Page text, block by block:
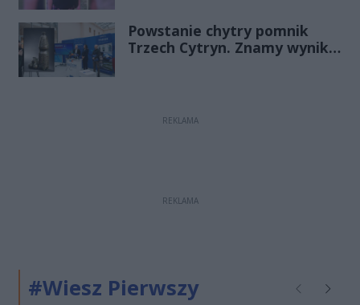
Powstanie chytry pomnik
Trzech Cytryn. Znamy wyniki
REKLAMA
REKLAMA
#Wiesz Pierwszy Poprzednie